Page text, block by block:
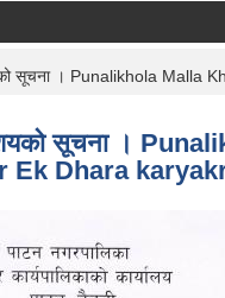
सूचना । Punalikhola
सूचना ।
Ek Dhara